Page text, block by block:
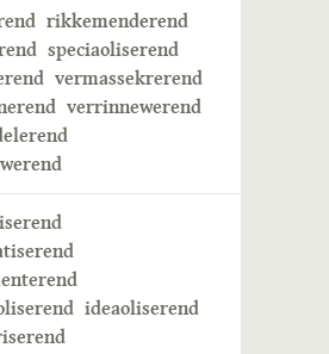
rikkemenderend
speciaoliserend
vermassekrerend
verrinnewerend
ideaoliserend